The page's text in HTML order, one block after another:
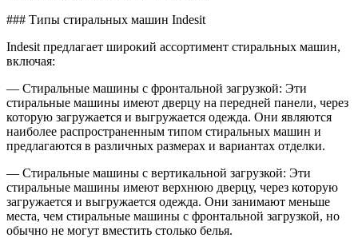
### Типы стиральных машин Indesit
Indesit предлагает широкий ассортимент стиральных машин,
включая:
— Стиральные машины с фронтальной загрузкой: Эти
стиральные машины имеют дверцу на передней панели, через
которую загружается и выгружается одежда. Они являются
наиболее распространенным типом стиральных машин и
предлагаются в различных размерах и вариантах отделки.
— Стиральные машины с вертикальной загрузкой: Эти
стиральные машины имеют верхнюю дверцу, через которую
загружается и выгружается одежда. Они занимают меньше
места, чем стиральные машины с фронтальной загрузкой, но
обычно не могут вместить столько белья.